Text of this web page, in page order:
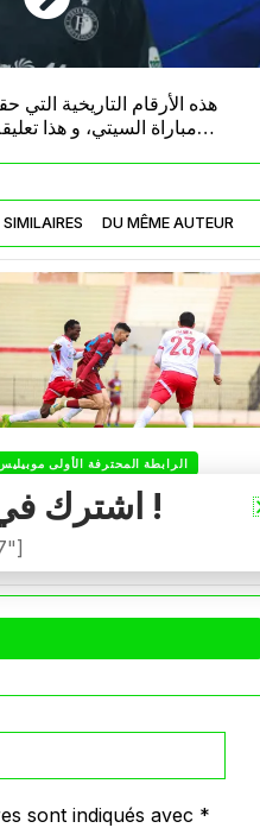
هذه الأرقام التاريخية
مباراة السيتي، و هذا
DU MÊME AUTEUR
الرابطة المحترفة الأولى
أولمبيك أقبو يندد بالتحكيم
ويطالب بفتح تحقيق عاجل
تجاوزات أثّرت على
29, 2026
sont indiqués avec *
اشترك في نشرتنا الإخبارية !